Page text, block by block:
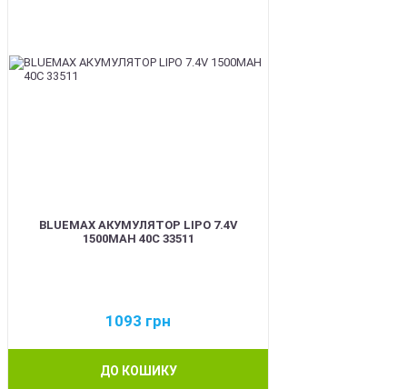
BLUEMAX АКУМУЛЯТОР LIPO 7.4V
1500MAH 40C 33511
1093 грн
ДО КОШИКУ